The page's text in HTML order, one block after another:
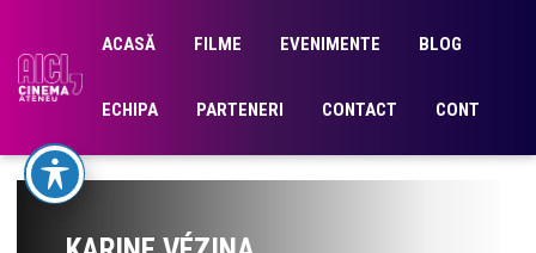
ACASĂ FILME EVENIMENTE BLOG
ECHIPA PARTENERI CONTACT CONT